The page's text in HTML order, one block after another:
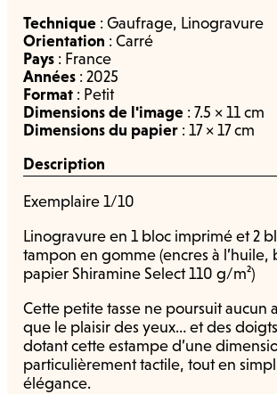
Années : 2025
Orientation : Carré
Pays : France
Technique : Gaufrage, Linogravure
Format : Petit
Dimensions de l'image : 7.5 × 11 cm
Dimensions du papier : 17 × 17 cm
Description
Exemplaire 1/10
Linogravure en 1 bloc imprimé et 2
tampon en gomme (encres à l’huile,
papier Shiramine Select 110 g/m²)
Cette petite tasse ne poursuit aucun
que le plaisir des yeux… et des
dotant cette estampe d’une
particulièrement tactile, tout en
élégance.